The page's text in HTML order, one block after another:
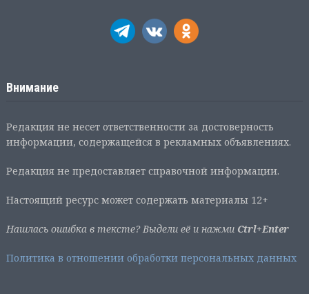
Внимание
Редакция не несет ответственности за достоверность
информации, содержащейся в рекламных объявлениях.
Редакция не предоставляет справочной информации.
Настоящий ресурс может содержать материалы 12+
Нашлась ошибка в тексте? Выдели её и нажми Ctrl+Enter
Политика в отношении обработки персональных данных